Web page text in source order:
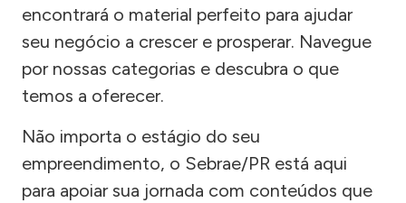
encontrará o material perfeito para ajudar
seu negócio a crescer e prosperar. Navegue
por nossas categorias e descubra o que
temos a oferecer.
Não importa o estágio do seu
empreendimento, o Sebrae/PR está aqui
para apoiar sua jornada com conteúdos que